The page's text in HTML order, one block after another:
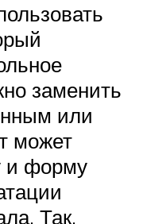
заменить
или
может
и форму
Так,